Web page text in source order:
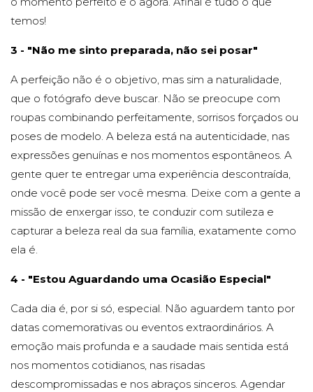
temos!
3 - "Não me sinto preparada, não sei posar"
A perfeição não é o objetivo, mas sim a naturalidade,
que o fotógrafo deve buscar. Não se preocupe com
roupas combinando perfeitamente, sorrisos forçados ou
poses de modelo. A beleza está na autenticidade, nas
expressões genuínas e nos momentos espontâneos. A
gente quer te entregar uma experiência descontraída,
onde você pode ser você mesma. Deixe com a gente a
missão de enxergar isso, te conduzir com sutileza e
capturar a beleza real da sua família, exatamente como
ela é.
4 - "Estou Aguardando uma Ocasião Especial"
Cada dia é, por si só, especial. Não aguardem tanto por
datas comemorativas ou eventos extraordinários. A
emoção mais profunda e a saudade mais sentida está
nos momentos cotidianos, nas risadas
descompromissadas e nos abraços sinceros. Agendar